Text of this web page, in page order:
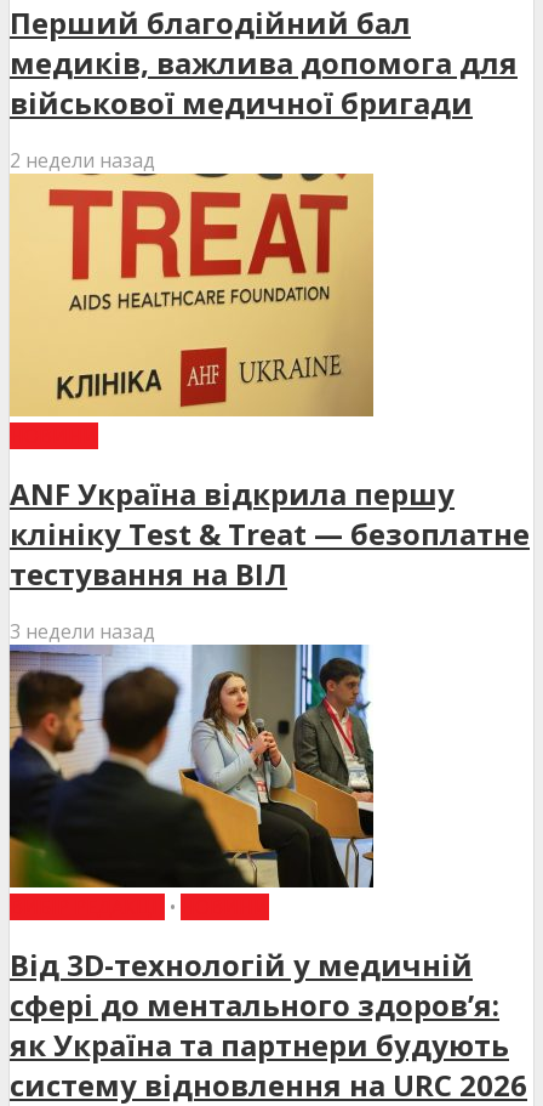
Перший благодійний бал
медиків, важлива допомога для
військової медичної бригади
2 недели назад
ANF Україна відкрила першу
клініку Test & Treat — безоплатне
тестування на ВІЛ
3 недели назад
•
Від 3D-технологій у медичній
сфері до ментального здоров’я:
як Україна та партнери будують
систему відновлення на URC 2026